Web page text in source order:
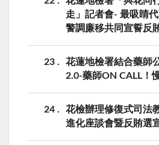
走」記者會- 最吸睛
警調廉移共同宣誓反
23
花蓮地檢署結合藥師
2.0-藥師ON CALL！
24
花檢辦理修復式司法
進化座談會暨反賄選